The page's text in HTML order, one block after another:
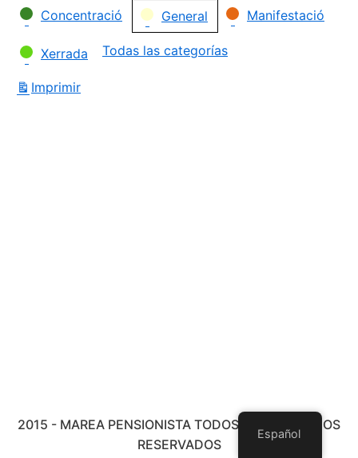
Categorías
Concentració General Manifestació
Xerrada Todas las categorías
Imprimir
2015 - MAREA PENSIONISTA TODOS LOS DERECHOS
RESERVADOS
Español